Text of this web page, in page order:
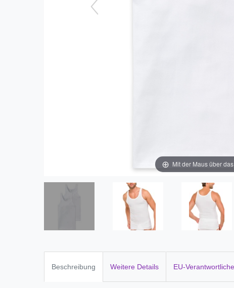
Mit der Maus über
Beschreibung Weitere Details EU-